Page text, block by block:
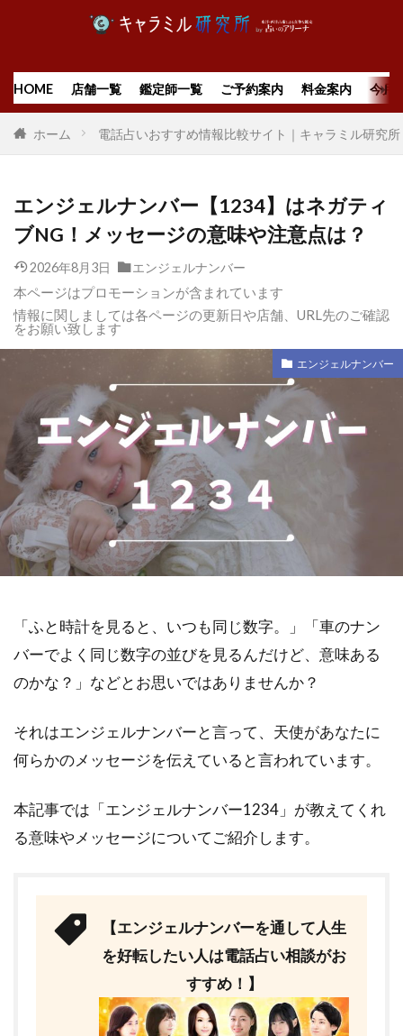
HOME 店舗一覧 鑑定師一覧 ご予約案内 料金案内 今月
ホーム 電話占いおすすめ情報比較サイト｜キャラミル研究所
エンジェルナンバー【1234】はネガティ
ブNG！メッセージの意味や注意点は？
2026年8月3日 エンジェルナンバー
本ページはプロモーションが含まれています
情報に関しましては各ページの更新日や店舗、URL先のご確認
をお願い致します
エンジェルナンバー
「ふと時計を見ると、いつも同じ数字。」「車のナン
バーでよく同じ数字の並びを見るんだけど、意味ある
のかな？」などとお思いではありませんか？
それはエンジェルナンバーと言って、天使があなたに
何らかのメッセージを伝えていると言われています。
本記事では「エンジェルナンバー1234」が教えてくれ
る意味やメッセージについてご紹介します。
【エンジェルナンバーを通して人生
を好転したい人は電話占い相談がお
すすめ！】